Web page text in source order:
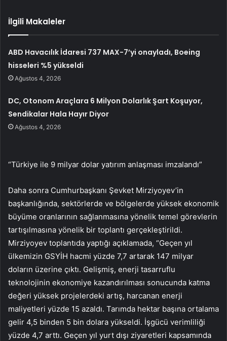
İlgili Makaleler
ABD Havacılık İdaresi 737 MAX-7’yi onayladı, Boeing
hisseleri %5 yükseldi
Ağustos 4, 2026
DC, Otonom Araçlara 6 Milyon Dolarlık Şart Koşuyor,
Sendikalar Hala Hayır Diyor
Ağustos 4, 2026
“Türkiye ile 9 milyar dolar yatırım anlaşması imzalandı”
Daha sonra Cumhurbaşkanı Şevket Mirziyoyev’in
başkanlığında, sektörlerde ve bölgelerde yüksek ekonomik
büyüme oranlarının sağlanmasına yönelik temel görevlerin
tartışılmasına yönelik bir toplantı gerçekleştirildi.
Mirziyoyev toplantıda yaptığı açıklamada, “Geçen yıl
ülkemizin GSYİH hacmi yüzde 7,7 artarak 147 milyar
doların üzerine çıktı. Gelişmiş, enerji tasarruflu
teknolojinin ekonomiye kazandırılması sonucunda katma
değeri yüksek projelerdeki artış, harcanan enerji
maliyetleri yüzde 15 azaldı. Tarımda hektar başına ortalama
gelir 4,5 binden 5 bin dolara yükseldi. İşgücü verimliliği
yüzde 4,7 arttı. Geçen yıl yurt dışı ziyaretleri kapsamında